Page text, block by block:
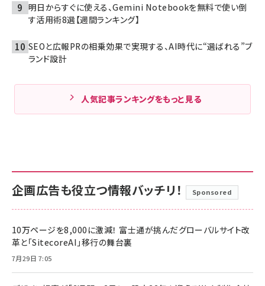
明日からすぐに使える、Gemini Notebookを無料で使い倒
す活用術8選【週間ランキング】
SEOと広報PRの相乗効果で実現する、AI時代に“選ばれる”ブ
ランド設計
人気記事ランキングをもっと見る
企画広告も役立つ情報バッチリ！ Sponsored
10万ページを8,000に激減！ 富士通が挑んだグローバルサイト改
革と「SitecoreAI」移行の舞台裏
7月29日 7:05